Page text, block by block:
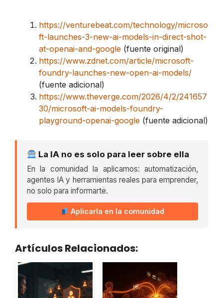
https://venturebeat.com/technology/microso
ft-launches-3-new-ai-models-in-direct-shot-
at-openai-and-google (fuente original)
https://www.zdnet.com/article/microsoft-
foundry-launches-new-open-ai-models/
(fuente adicional)
https://www.theverge.com/2026/4/2/241657
30/microsoft-ai-models-foundry-
playground-openai-google (fuente adicional)
La IA no es solo para leer sobre ella
En la comunidad la aplicamos: automatización,
agentes IA y herramientas reales para emprender,
no solo para informarte.
Aplicarla en la comunidad
Artículos Relacionados: